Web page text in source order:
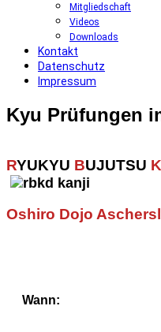
Mitgliedschaft
Videos
Downloads
Kontakt
Datenschutz
Impressum
Kyu Prüfungen
RYUKYU BUJUTSU K
Oshiro Dojo
Wann: